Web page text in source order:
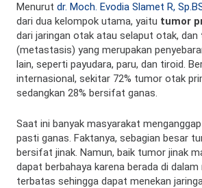
Menurut dr. Moch. Evodia Slamet R,
dari dua kelompok utama, yaitu tumor
dari jaringan otak atau selaput otak, dan
(metastasis) yang merupakan
lain, seperti payudara, paru, dan tiroid.
internasional, sekitar 72% tumor otak
sedangkan 28% bersifat ganas.
Saat ini banyak masyarakat
pasti ganas. Faktanya, sebagian besar
bersifat jinak. Namun, baik tumor jinak
dapat berbahaya karena berada di dalam
terbatas sehingga dapat menekan